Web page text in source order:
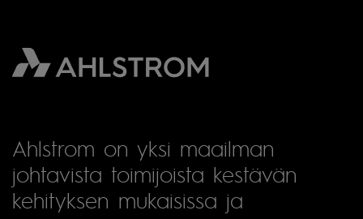
Ahlstrom on yksi maailman
johtavista toimijoista kestävän
kehityksen mukaisissa ja